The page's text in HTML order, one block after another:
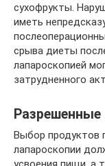
сухофрукты.
иметь
срыва диеты
лапароскопией
затрудненного
Выбор продуктов
лапароскопии